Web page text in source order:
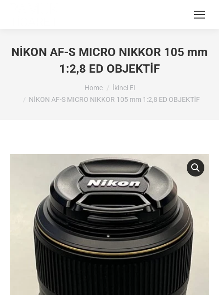
NİKON AF-S MICRO NIKKOR 105 mm
1:2,8 ED OBJEKTİF
Home
İkinci El
NİKON AF-S MICRO NIKKOR 105 mm 1:2,8 ED OBJEKTİF